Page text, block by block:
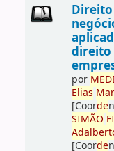
direito
por ME
Elias
[Coorde
SIMÃO
[Coorde